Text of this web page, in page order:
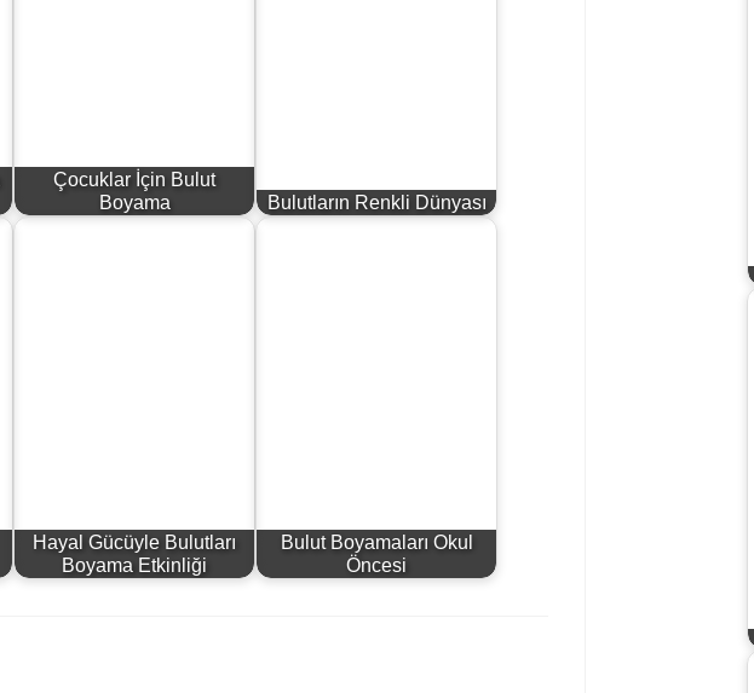
Çocuklar İçin Bulut
Boyama
Bulutların Renkli Dünyası
Hayal Gücüyle Bulutları
Boyama Etkinliği
Bulut Boyamaları Okul
Öncesi